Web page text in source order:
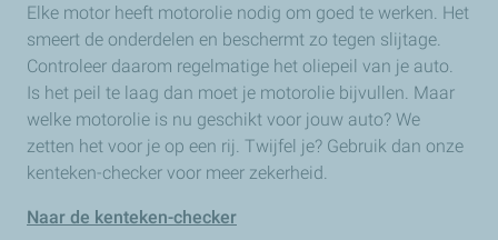
Elke motor heeft motorolie nodig om goed te werken. Het
smeert de onderdelen en beschermt zo tegen slijtage.
Controleer daarom regelmatige het oliepeil van je auto.
Is het peil te laag dan moet je motorolie bijvullen. Maar
welke motorolie is nu geschikt voor jouw auto? We
zetten het voor je op een rij. Twijfel je? Gebruik dan onze
kenteken-checker voor meer zekerheid.
Naar de kenteken-checker